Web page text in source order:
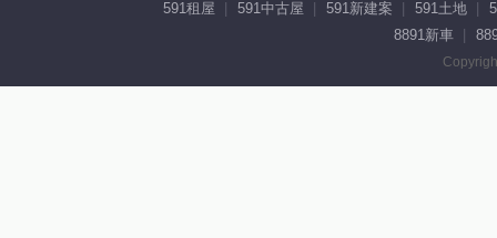
591租屋 591中古屋 591新建案 591土地
8891新車